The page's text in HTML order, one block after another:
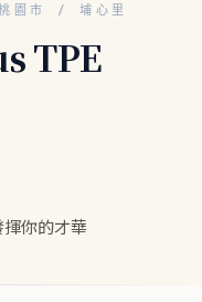
園市 / 埔心里
TPE
你的才華